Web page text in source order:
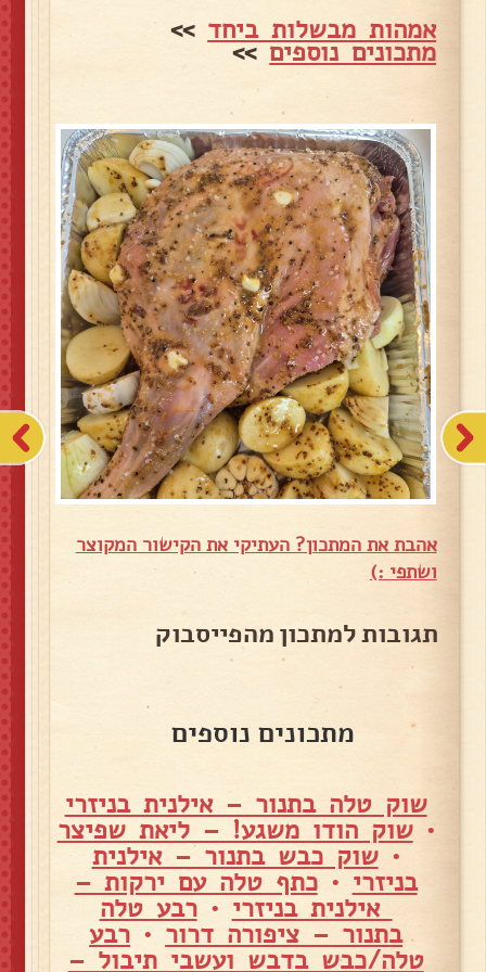
אמהות מבשלות ביחד >>
מתכונים נוספים>>
אהבת את המתכון? העתיקי את הקישור המקוצר
ושתפי :)
תגובות למתכון מהפייסבוק
מתכונים נוספים
שוק טלה בתנור – אילנית בניזרי
•שוק הודו משגע! – ליאת שפיצר
•שוק כבש בתנור – אילנית
בניזרי •כתף טלה עם ירקות –
אילנית בניזרי •רבע טלה
בתנור – ציפורה דרור • רבע
טלה/כבש בדבש ועשבי תיבול –